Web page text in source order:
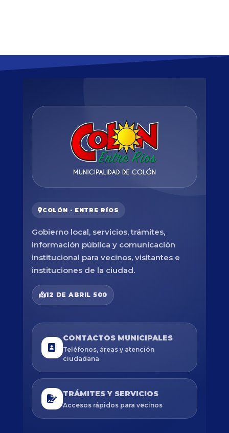
COLÓN · ENTRE RÍOS
Gobierno local, servicios, trámites,
información pública y comunicación
institucional para vecinos, visitantes e
instituciones de la ciudad.
12 DE ABRIL 500
CONTACTOS MUNICIPALES
Teléfonos, áreas y atención
ciudadana
TRÁMITES Y SERVICIOS
Accesos rápidos para vecinos